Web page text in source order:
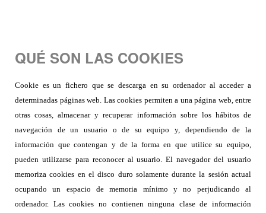
QUÉ SON LAS COOKIES
Cookie es un fichero que se descarga en su ordenador al acceder a
determinadas páginas web. Las cookies permiten a una página web, entre
otras cosas, almacenar y recuperar información sobre los hábitos de
navegación de un usuario o de su equipo y, dependiendo de la
información que contengan y de la forma en que utilice su equipo,
pueden utilizarse para reconocer al usuario. El navegador del usuario
memoriza cookies en el disco duro solamente durante la sesión actual
ocupando un espacio de memoria mínimo y no perjudicando al
ordenador. Las cookies no contienen ninguna clase de información